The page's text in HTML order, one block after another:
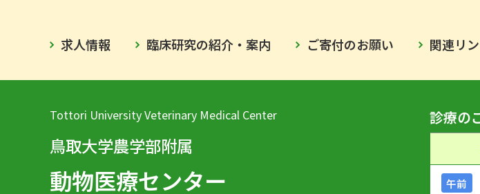
求人情報 臨床研究の紹介・案内 ご寄付のお願い 関連リ
診療の
午前
Tottori University Veterinary Medical Center
鳥取大学農学部附属
動物医療センター